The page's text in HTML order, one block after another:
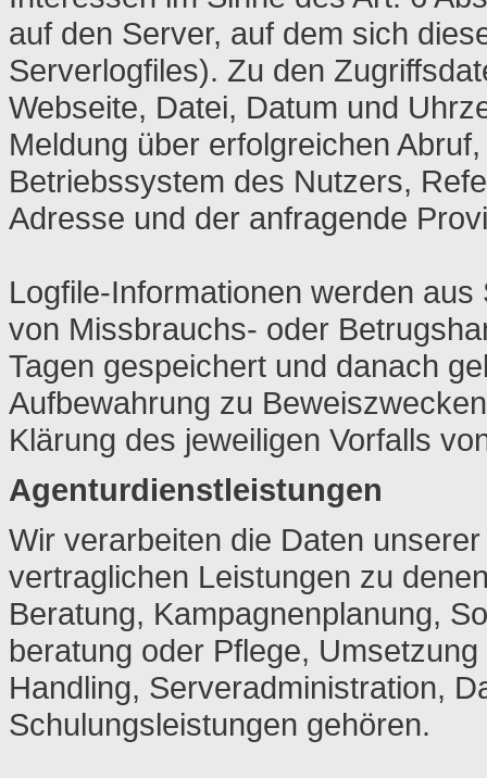
auf den Server, auf dem sich
Serverlogfiles). Zu den
Webseite, Datei, Datum und
Meldung über erfolgreichen
Betriebssystem des Nutzers,
Adresse und der anfragende
Logfile-Informationen werden
von Missbrauchs- oder
Tagen gespeichert und danach
Aufbewahrung zu
Klärung des jeweiligen Vorfalls
Agenturdienstleistungen
Wir verarbeiten die Daten
vertraglichen Leistungen zu
Beratung, Kampagnenplanung,
beratung oder Pflege,
Handling, Serveradministration,
Schulungsleistungen gehören.